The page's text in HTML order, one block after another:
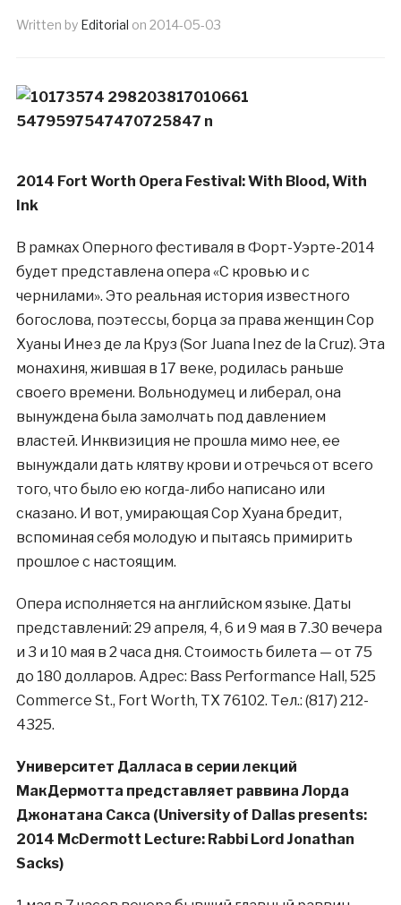
Written by Editorial on 2014-05-03
2014 Fort Worth Opera Festival: With Blood, With
Ink
В рамках Оперного фестиваля в Форт-Уэрте-2014
будет представлена опера «С кровью и с
чернилами». Это реальная история известного
богослова, поэтессы, борца за права женщин Сор
Хуаны Инез де ла Круз (Sor Juana Inez de la Cruz). Эта
монахиня, жившая в 17 веке, родилась раньше
своего времени. Вольнодумец и либерал, она
вынуждена была замолчать под давлением
властей. Инквизиция не прошла мимо нее, ее
вынуждали дать клятву крови и отречься от всего
того, что было ею когда-либо написано или
сказано. И вот, умирающая Сор Хуана бредит,
вспоминая себя молодую и пытаясь примирить
прошлое с настоящим.
Опера исполняется на английском языке. Даты
представлений: 29 апреля, 4, 6 и 9 мая в 7.30 вечера
и 3 и 10 мая в 2 часа дня. Стоимость билета — от 75
до 180 долларов. Адрес: Bass Performance Hall, 525
Commerce St., Fort Worth, TX 76102. Тел.: (817) 212-
4325.
Университет Далласа в серии лекций
МакДермотта представляет раввина Лорда
Джонатана Сакса (University of Dallas presents:
2014 McDermott Lecture: Rabbi Lord Jonathan
Sacks)